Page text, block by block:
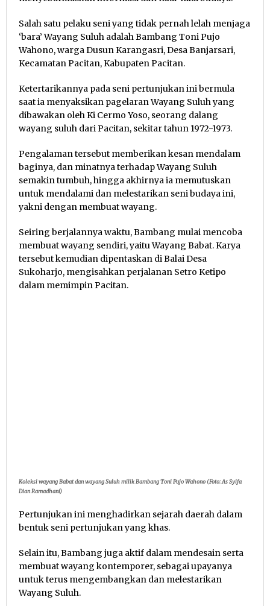
Salah satu pelaku seni yang tidak pernah lelah menjaga
‘bara’ Wayang Suluh adalah Bambang Toni Pujo
Wahono, warga Dusun Karangasri, Desa Banjarsari,
Kecamatan Pacitan, Kabupaten Pacitan.
Ketertarikannya pada seni pertunjukan ini bermula
saat ia menyaksikan pagelaran Wayang Suluh yang
dibawakan oleh Ki Cermo Yoso, seorang dalang
wayang suluh dari Pacitan, sekitar tahun 1972-1973.
Pengalaman tersebut memberikan kesan mendalam
baginya, dan minatnya terhadap Wayang Suluh
semakin tumbuh, hingga akhirnya ia memutuskan
untuk mendalami dan melestarikan seni budaya ini,
yakni dengan membuat wayang.
Seiring berjalannya waktu, Bambang mulai mencoba
membuat wayang sendiri, yaitu Wayang Babat. Karya
tersebut kemudian dipentaskan di Balai Desa
Sukoharjo, mengisahkan perjalanan Setro Ketipo
dalam memimpin Pacitan.
Koleksi wayang Babat dan wayang Suluh milik Bambang Toni Pujo Wahono (Foto: As Syifa
Dian Ramadhani)
Pertunjukan ini menghadirkan sejarah daerah dalam
bentuk seni pertunjukan yang khas.
Selain itu, Bambang juga aktif dalam mendesain serta
membuat wayang kontemporer, sebagai upayanya
untuk terus mengembangkan dan melestarikan
Wayang Suluh.